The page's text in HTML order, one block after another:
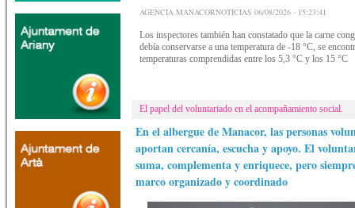
AGENCIA MANACORNOTICIAS 06/08/2026 - 15:23:41
Los inspectores también han constatado que la carne
debía conservarse a una temperatura de -18 °C, se
temperaturas comprendidas entre los 5,3 °C y los 15 °C
El papel del voluntariado en el acompañamiento social.
En el albergue de Manacor, las personas
aportan cercanía, escucha y apoyo. El
suma, complementa y enriquece, pero
marco organizado y coordinado